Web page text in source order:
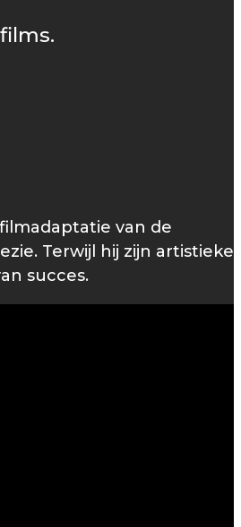
van de
Terwijl hij zijn artistieke
succes.